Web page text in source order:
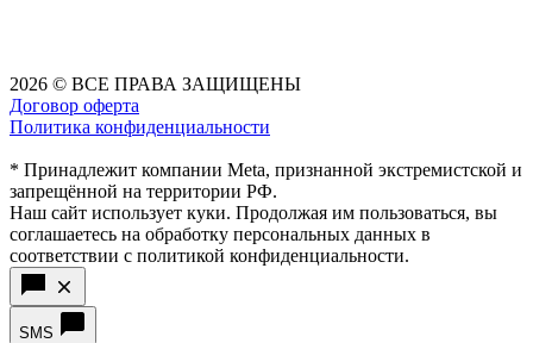
2026 © ВСЕ ПРАВА ЗАЩИЩЕНЫ
Договор оферта
Политика конфиденциальности
* Принадлежит компании Meta, признанной экстремистской и
запрещённой на территории РФ.
Наш сайт использует куки. Продолжая им пользоваться, вы
соглашаетесь на обработку персональных данных в
соответствии с политикой конфиденциальности.
SMS